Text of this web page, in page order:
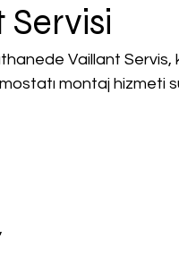
Servisi
Vaillant Servis,
montaj hizmeti